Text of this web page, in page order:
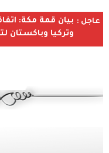
عاجل : بيان قمة مكة:
وتركيا وباكستان